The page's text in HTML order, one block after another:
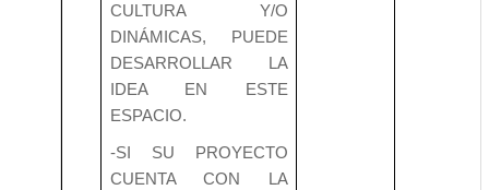
CULTURA Y/O
DINÁMICAS, PUEDE
DESARROLLAR LA
IDEA EN ESTE
ESPACIO.
-SI SU PROYECTO
CUENTA CON LA